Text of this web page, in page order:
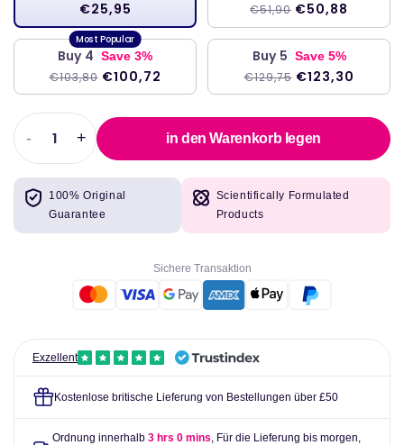
€25,95
€51,90 €50,88
Buy 4 Save 3%
€103,80 €100,72
Buy 5 Save 5%
€129,75 €123,30
Abnahme
der
Menge
für
Vitamin
50
Riordanische
Klinik
-
Erhöhen
Menge
für
Teststreifen
von
-
Klinik
+ in den Warenkorb legen
100% Original
Guarantee
Scientifically Formulated
Products
Sichere Transaktion
Exzellent
Kostenlose britische Lieferung von Bestellungen über £50
Ordnung innerhalb 3 hrs 0 mins, Für die Lieferung bis morgen,